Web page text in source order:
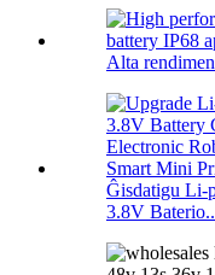
Alta
Ĝisdatigu Li-
3.8V